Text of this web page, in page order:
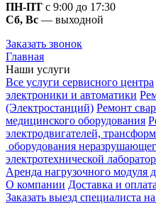
ПН-ПТ с 9:00 до 17:30
Сб, Вс — выходной
Заказать звонок
Главная
Наши услуги
Все услуги сервисного центра
электроники и автоматики
(Электростанций) Ремонт
медицинского оборудования
электродвигателей,
оборудования
электротехнической
Аренда нагрузочного
О компании Доставка и оплата
Заказать выезд специалиста